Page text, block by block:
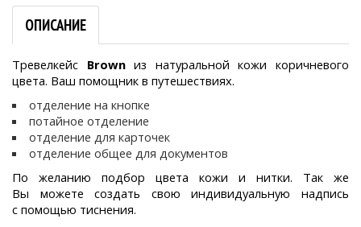
ОПИСАНИЕ
Тревелкейс Brownиз натуральной кожи коричневого
цвета. Ваш помощник в путешествиях.
отделение на кнопке
потайное отделение
отделение для карточек
отделение общее для документов
По желанию подбор цвета кожи и нитки. Так же
Вы можете создать свою индивидуальную надпись
с помощью тиснения.